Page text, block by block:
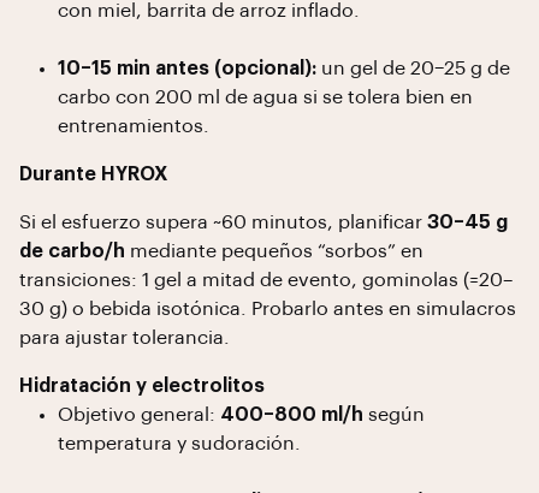
con miel, barrita de arroz inflado.
10–15 min antes (opcional): un gel de 20–25 g de
carbo con 200 ml de agua si se tolera bien en
entrenamientos.
Durante HYROX
Si el esfuerzo supera ~60 minutos, planificar 30–45 g
de carbo/h mediante pequeños “sorbos” en
transiciones: 1 gel a mitad de evento, gominolas (≈20–
30 g) o bebida isotónica. Probarlo antes en simulacros
para ajustar tolerancia.
Hidratación y electrolitos
Objetivo general: 400–800 ml/h según
temperatura y sudoración.